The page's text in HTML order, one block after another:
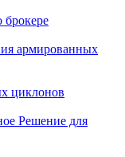
брокере
армированных
циклонов
Решение для